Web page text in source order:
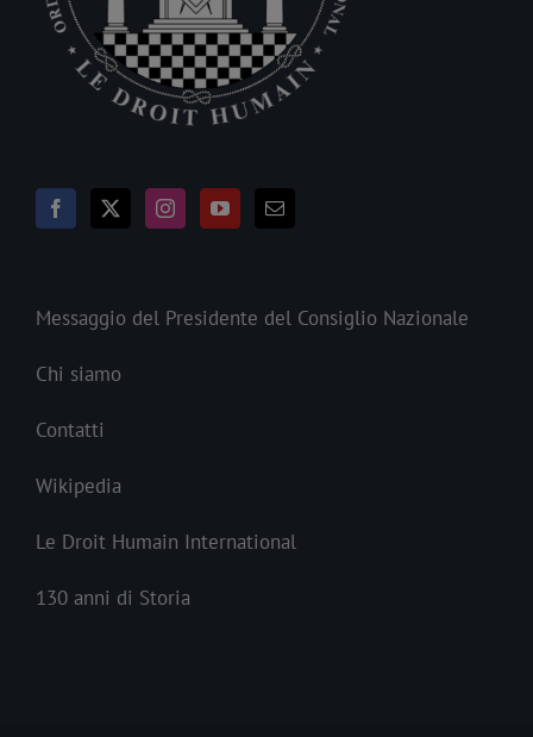
Messaggio del Presidente del Consiglio Nazionale
Chi siamo
Contatti
Wikipedia
Le Droit Humain International
130 anni di Storia